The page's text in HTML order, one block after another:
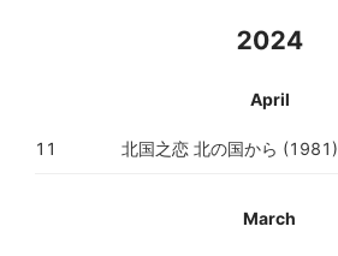
2024
April
11 北国之恋 北の国から (1981)
March